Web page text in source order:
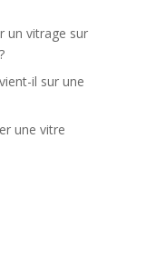
un vitrage sur
il sur une
une vitre